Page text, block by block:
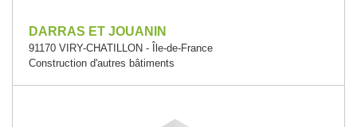
DARRAS ET JOUANIN
91170 VIRY-CHATILLON - Île-de-France
Construction d'autres bâtiments